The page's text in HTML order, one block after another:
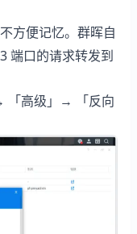
方便记忆。群晖自
端口的请求转发到
「高级」→ 「反向